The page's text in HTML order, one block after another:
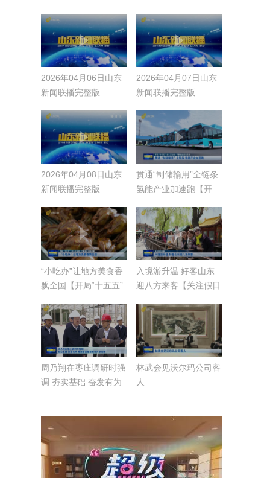
2026年04月06日山东
新闻联播完整版
2026年04月07日山东
新闻联播完整版
2026年04月08日山东
新闻联播完整版
贯通“制储输用”全链条
氢能产业加速跑【开
·干事创业 担当尽责】
“小吃办”让地方美食香
飘全国【开局“十五五”
担当尽责】
入境游升温 好客山东
迎八方来客【关注假日
周乃翔在枣庄调研时强
调 夯实基础 奋发有为
林武会见沃尔玛公司客
人